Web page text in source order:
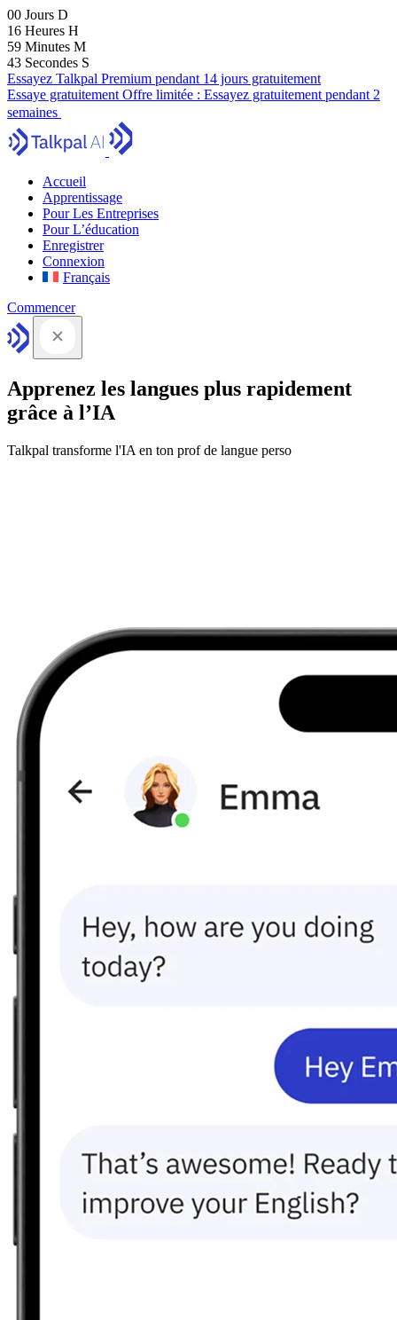
00 Jours D
16 Heures H
59 Minutes M
41 Secondes S
Essayez Talkpal Premium pendant 14 jours gratuitement
Essaye gratuitement Offre limitée : Essayez gratuitement pendant 2
semaines
Accueil
Apprentissage
Pour Les Entreprises
Pour L’éducation
Enregistrer
Connexion
Français
Commencer
Apprenez les langues plus rapidement
grâce à l’IA
Talkpal transforme l'IA en ton prof de langue perso